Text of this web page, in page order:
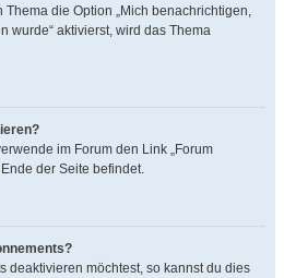
die Option „Mich benachrichtigen,
wurde“ aktivierst, wird das Thema
im Forum den Link „Forum
der Seite befindet.
deaktivieren möchtest, so kannst du dies